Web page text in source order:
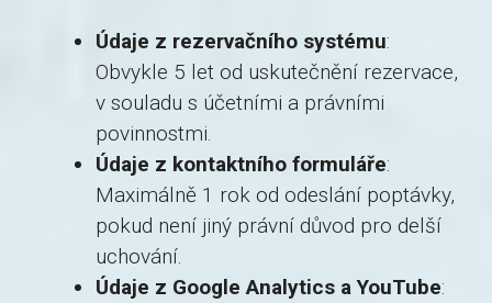
Údaje z rezervačního systému:
Obvykle 5 let od uskutečnění rezervace,
v souladu s účetními a právními
povinnostmi.
Údaje z kontaktního formuláře:
Maximálně 1 rok od odeslání poptávky,
pokud není jiný právní důvod pro delší
uchování.
Údaje z Google Analytics a YouTube: